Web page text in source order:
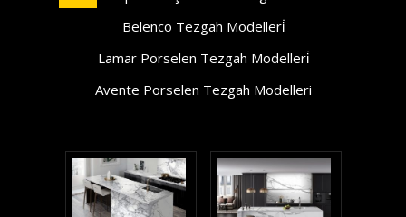
Belenco Tezgah Modelleri̇
Lamar Porselen Tezgah Modelleri̇
Avente Porselen Tezgah Modelleri